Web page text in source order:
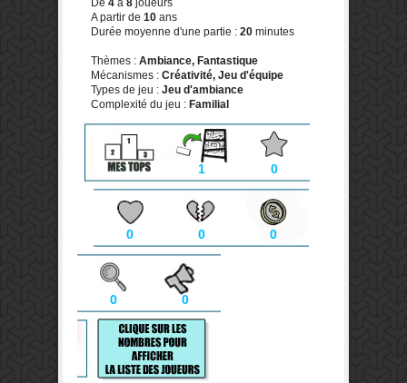
A partir de 10 ans
Durée moyenne d'une partie : 20 minutes
Thèmes : Ambiance, Fantastique
Mécanismes : Créativité, Jeu d'équipe
Types de jeu : Jeu d'ambiance
Complexité du jeu : Familial
1 0
0 0 0
0 0